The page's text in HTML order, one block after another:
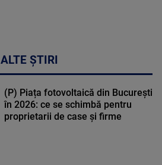
ALTE ȘTIRI
(P) Piața fotovoltaică din București
în 2026: ce se schimbă pentru
proprietarii de case și firme